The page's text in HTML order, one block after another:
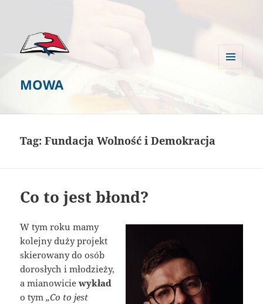
MOWA
Tag:Fundacja Wolność i Demokracja
Co to jest błond?
W tym roku mamy
kolejny duży projekt
skierowany do osób
dorosłych i młodzieży,
a mianowiciewykład
o tym„Co to jest